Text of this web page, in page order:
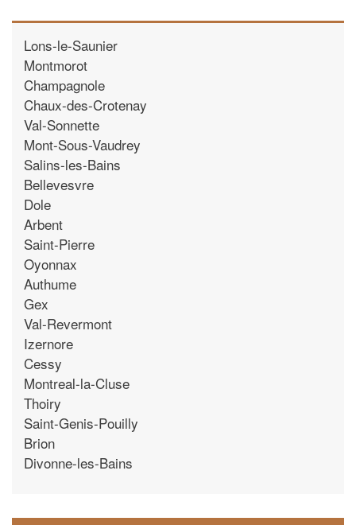
Lons-le-Saunier
Montmorot
Champagnole
Chaux-des-Crotenay
Val-Sonnette
Mont-Sous-Vaudrey
Salins-les-Bains
Bellevesvre
Dole
Arbent
Saint-Pierre
Oyonnax
Authume
Gex
Val-Revermont
Izernore
Cessy
Montreal-la-Cluse
Thoiry
Saint-Genis-Pouilly
Brion
Divonne-les-Bains